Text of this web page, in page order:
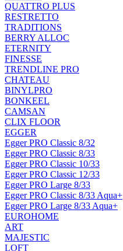
QUATTRO PLUS
RESTRETTO
TRADITIONS
BERRY ALLOC
ETERNITY
FINESSE
TRENDLINE PRO
CHATEAU
BINYLPRO
BONKEEL
CAMSAN
CLIX FLOOR
EGGER
Egger PRO Classic 8/32
Egger PRO Classic 8/33
Egger PRO Classic 10/33
Egger PRO Classic 12/33
Egger PRO Large 8/33
Egger PRO Classic 8/33 Aqua+
Egger PRO Large 8/33 Aqua+
EUROHOME
ART
MAJESTIC
LOFT